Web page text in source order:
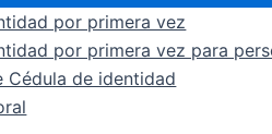
por primera vez
por primera vez para
Cédula de identidad